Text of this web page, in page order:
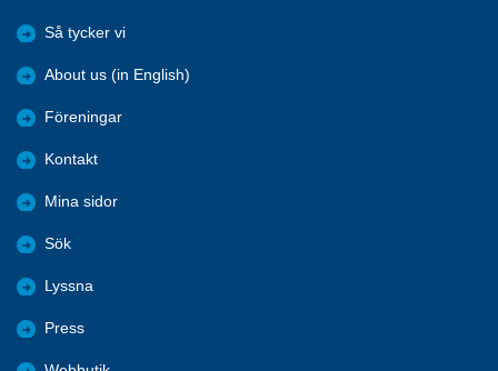
Så tycker vi
About us (in English)
Föreningar
Kontakt
Mina sidor
Sök
Lyssna
Press